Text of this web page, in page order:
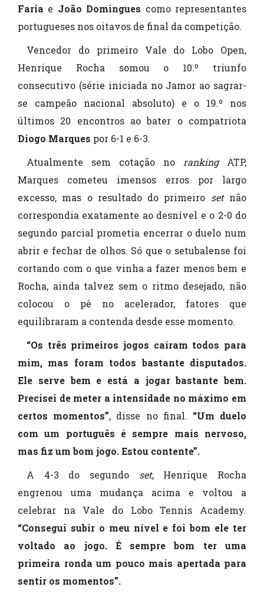
Faria e João Domingues como representantes
portugueses nos oitavos de final da competição.
Vencedor do primeiro Vale do Lobo Open,
Henrique Rocha somou o 10.º triunfo
consecutivo (série iniciada no Jamor ao sagrar-
se campeão nacional absoluto) e o 19.º nos
últimos 20 encontros ao bater o compatriota
Diogo Marques por 6-1 e 6-3.
Atualmente sem cotação no rankingATP,
Marques cometeu imensos erros por largo
excesso, mas o resultado do primeiro setnão
correspondia exatamente ao desnível e o 2-0 do
segundo parcial prometia encerrar o duelo num
abrir e fechar de olhos. Só que o setubalense foi
cortando com o que vinha a fazer menos bem e
Rocha, ainda talvez sem o ritmo desejado, não
colocou o pé no acelerador, fatores que
equilibraram a contenda desde esse momento.
“Os três primeiros jogos caíram todos para
mim, mas foram todos bastante disputados.
Ele serve bem e está a jogar bastante bem.
Precisei de meter a intensidade no máximo em
certos momentos”, disse no final. “Um duelo
com um português é sempre mais nervoso,
mas fiz um bom jogo. Estou contente”.
A 4-3 do segundo set, Henrique Rocha
engrenou uma mudança acima e voltou a
celebrar na Vale do Lobo Tennis Academy.
“Consegui subir o meu nível e foi bom ele ter
voltado ao jogo. É sempre bom ter uma
primeira ronda um pouco mais apertada para
sentir os momentos”.